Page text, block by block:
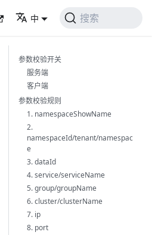
中 搜索
参数校验开关
服务端
客户端
参数校验规则
1. namespaceShowName
2.
namespaceId/tenant/namespac
e
3. dataId
4. service/serviceName
5. group/groupName
6. cluster/clusterName
7. ip
8. port